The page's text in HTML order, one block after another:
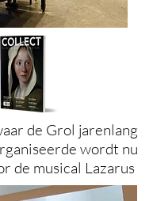
de Grol jarenlang
wordt nu
de musical Lazarus